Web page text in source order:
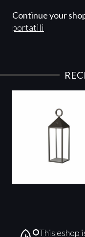
Continue your
portatili
This eshop